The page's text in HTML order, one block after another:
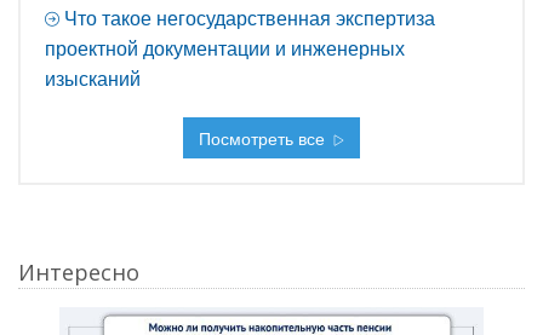
Что такое негосударственная экспертиза
проектной документации и инженерных
изысканий
Посмотреть все
Интересно